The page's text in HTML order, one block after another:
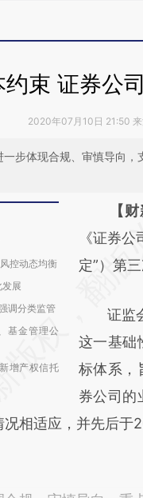
束 证券公
2020年07月10日 21:50
步体现合规、审慎导向
控动态均衡
展
调分类监管
基金管理公
增产权信托
请务必
AI
[https://
而成，
财新观点
比对和校
【
《证券
定”）第
证监会
这一基础
标体系，
券公司的
相适应，并先后于